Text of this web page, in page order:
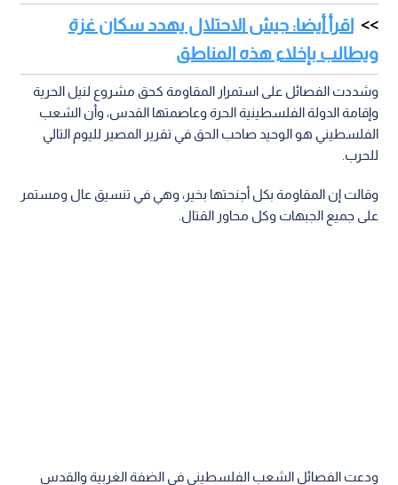
اقرأ أيضا: جيش الاحتلال يهدد سكان غزة
ويطالب بإخلاء هذه المناطق
وشددت الفصائل على استمرار المقاومة كحق مشروع لنيل الحرية
وإقامة الدولة الفلسطينية الحرة وعاصمتها القدس، وأن الشعب
الفلسطيني هو الوحيد صاحب الحق في تقرير المصير لليوم التالي
للحرب.
وقالت إن المقاومة بكل أجنحتها بخير، وهي في تنسيق عال ومستمر
على جميع الجبهات وكل محاور القتال.
ودعت الفصائل الشعب الفلسطيني في الضفة الغربية والقدس